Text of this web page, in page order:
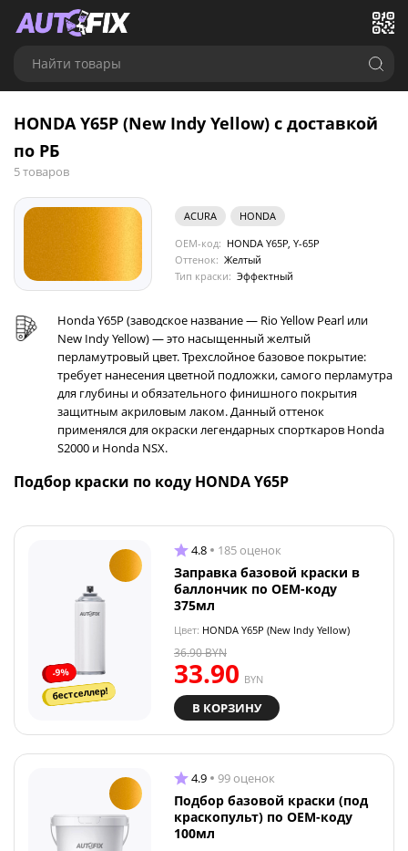
Найти товары
HONDA Y65P (New Indy Yellow) с доставкой
по РБ
5 товаров
ACURA
HONDA
OEM-код: HONDA Y65P, Y-65P
Оттенок: Желтый
Тип краски: Эффектный
Honda Y65P (заводское название — Rio Yellow Pearl или
New Indy Yellow) — это насыщенный желтый
перламутровый цвет. Трехслойное базовое покрытие:
требует нанесения цветной подложки, самого перламутра
для глубины и обязательного финишного покрытия
защитным акриловым лаком. Данный оттенок
применялся для окраски легендарных спорткаров Honda
S2000 и Honda NSX.
Подбор краски по коду HONDA Y65P
-9%
бестселлер!
4.8 185 оценок
Заправка базовой краски в
баллончик по OEM-коду
375мл
Цвет: HONDA Y65P (New Indy Yellow)
33.90 BYN
36.90BYN
В КОРЗИНУ
4.9 99 оценок
Подбор базовой краски (под
краскопульт) по OEM-коду
100мл